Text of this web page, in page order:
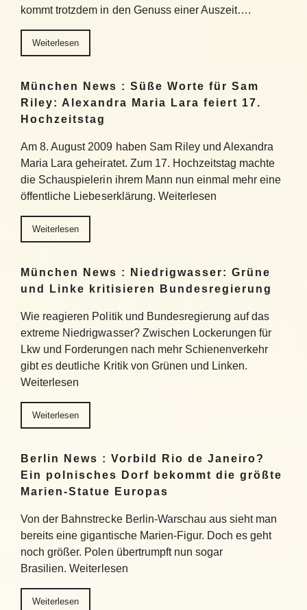
kommt trotzdem in den Genuss einer Auszeit….
Weiterlesen
München News : Süße Worte für Sam
Riley: Alexandra Maria Lara feiert 17.
Hochzeitstag
Am 8. August 2009 haben Sam Riley und Alexandra
Maria Lara geheiratet. Zum 17. Hochzeitstag machte
die Schauspielerin ihrem Mann nun einmal mehr eine
öffentliche Liebeserklärung. Weiterlesen
Weiterlesen
München News : Niedrigwasser: Grüne
und Linke kritisieren Bundesregierung
Wie reagieren Politik und Bundesregierung auf das
extreme Niedrigwasser? Zwischen Lockerungen für
Lkw und Forderungen nach mehr Schienenverkehr
gibt es deutliche Kritik von Grünen und Linken.
Weiterlesen
Weiterlesen
Berlin News : Vorbild Rio de Janeiro?
Ein polnisches Dorf bekommt die größte
Marien-Statue Europas
Von der Bahnstrecke Berlin-Warschau aus sieht man
bereits eine gigantische Marien-Figur. Doch es geht
noch größer. Polen übertrumpft nun sogar
Brasilien. Weiterlesen
Weiterlesen